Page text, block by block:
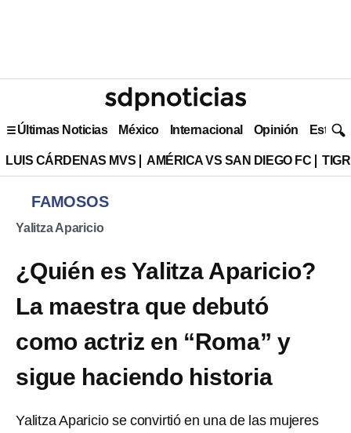
Últimas Noticias México Internacional Opinión Estilo
LUIS CÁRDENAS MVS AMÉRICA VS SAN DIEGO FC
FAMOSOS
Yalitza Aparicio
¿Quién es Yalitza Aparicio?
La maestra que debutó
como actriz en “Roma” y
sigue haciendo historia
Yalitza Aparicio se convirtió en una de las mujeres